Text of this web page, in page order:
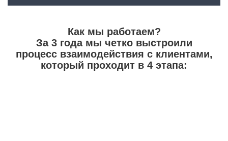
Как мы работаем?
За 3 года мы четко выстроили
процесс взаимодействия с клиентами,
который проходит в 4 этапа: